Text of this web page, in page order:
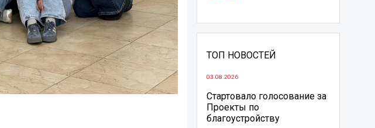
ТОП НОВОСТЕЙ
03.08.2026
Стартовало голосование за
Проекты по
благоустройству